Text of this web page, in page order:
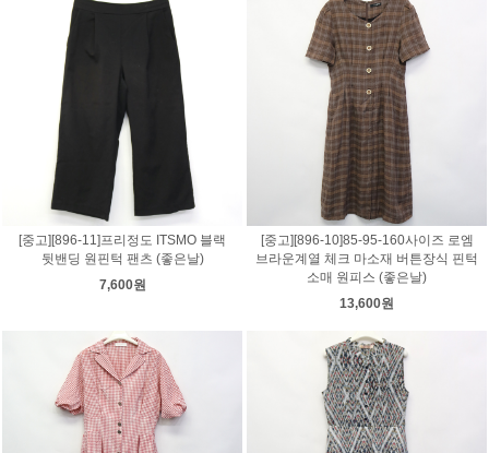
[중고][896-11]프리정도 ITSMO 블랙
뒷밴딩 원핀턱 팬츠 (좋은날)
7,600원
[중고][896-10]85-95-160사이즈 로엠
브라운계열 체크 마소재 버튼장식 핀턱
소매 원피스 (좋은날)
13,600원